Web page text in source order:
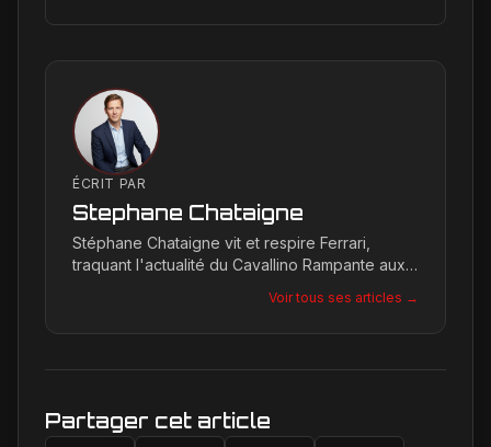
ÉCRIT PAR
Stephane Chataigne
Stéphane Chataigne vit et respire Ferrari,
traquant l'actualité du Cavallino Rampante aux
permet de décrypter les tendances et les
secrets de la marque, offrant une plongée
passionnés.
Voir tous ses articles →
Partager cet article